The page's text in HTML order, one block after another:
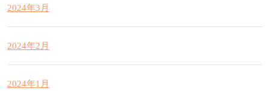
2024年3月
2024年2月
2024年1月